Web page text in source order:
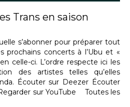
Trans en saison
s’abonner pour préparer tout
prochains concerts à l’Ubu et «
celle-ci. L’ordre respecte ici les
des artistes telles qu’elles
Écouter sur Deezer Écouter
sur YouTube Toutes les